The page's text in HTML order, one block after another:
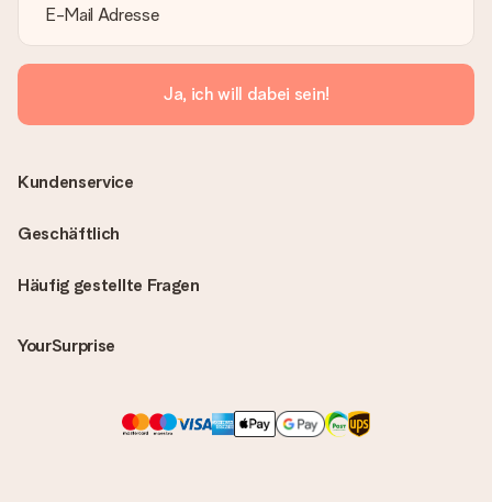
Ja, ich will dabei sein!
Häufig gestellte Fragen
YourSurprise
Kundenservice
Geschäftlich